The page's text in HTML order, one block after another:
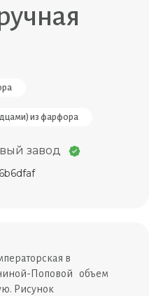
из фарфора
завод
в
Поповой объем
Рисунок